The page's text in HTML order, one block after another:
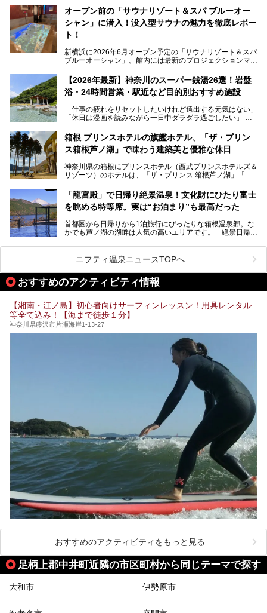
す。サウナや水風呂の気持ちよさはもちろん、リラックスス
ペースの過ごしやすさまで徹底チェック。新横浜エリアで日
常の疲れをリセットしたい人、ライブやスポーツ観戦遠征組
は必見です。
オープン前の「サウナリゾート＆スパ ブルーオー
シャン」に潜入！没入型サウナの魅力を徹底レポー
ト！
新横浜に2026年6月オープン予定の「サウナリゾート＆スパ
ブルーオーシャン」。館内には最新のプロジェクションマッ
的な“没入感（イマーシブ）”を体験できます。
今回は、そんな大注目の施設に一足先にお邪魔し、その全貌
を見学させていただきました！
サウナ室の中に咲き誇る桜、魚たちが泳ぐ水風呂、そしてバ
リのビーチを思わせる休憩スペース…。驚きの連続だった館
内の様子をレポートします！
【2026年最新】神奈川のスーパー銭湯26選！岩盤
浴・24時間営業・駅近など目的別おすすめ施設
「仕事の疲れをリセットしたいけれど遠出する元気はない」
「休日は漫画を読みながら一日中ダラダラ過ごしたい」
たい」
そんな「癒やされたい」という願いを叶えてくれるのが、神
神奈川県には、サウナや岩盤浴、一日中遊べるエンタメ施設
など、“非日常”を味わえるスーパー銭湯が数多く揃っていま
う」という人も多いはず。
そこで今回は、神奈川県内の人気施設26選を「安さ」「岩
業」「駅近」など、目的別に厳選して紹介します。
今の気分にぴったりの施設を見つけて、最高のリフレッシュ
箱根 プリンスホテルの旗艦ホテル、「ザ・プリン
ス箱根芦ノ湖」で味わう建築美と優雅な休日
神奈川県の箱根にプリンスホテル（西武プリンスホテルズ＆
リゾーツ）のホテルは、「ザ・プリンス 箱根芦ノ湖」「芦
「箱根仙石原プリンスホテル」と4軒あり、今回ご紹介する
「ザ・プリンス 箱根芦ノ湖」は、その中でもフラッグシッ
プ（旗艦）に位置づけられる特別なホテルです。
昭和の日本を代表する建築家の一人、村野藤吾が芦ノ湖の畔
に建てた桃源郷のようなホテルがここ。自家源泉の温泉や、
提供元：株式会社西武・プリンスホテルズワールドワイド
【PR】
この記事はザ・プリンス 箱根芦ノ湖のPR記事です。
「龍宮殿」で日帰り絶景温泉！文化財にひたり富士
を眺める特等席。実は“お泊まり”も最高だった
首都圏から日帰りから1泊旅行にぴったりな箱根温泉郷。な
かでも芦ノ湖の湖畔は人気の高いエリアです。「絶景日帰り
が楽しめるまさに眺望自慢の日帰り温泉。
そしてここは全24室の「箱根 芦ノ湖畔蛸川温泉 龍宮殿」と
して宿泊もできます。宿泊者は「龍宮殿本館」の営業時間に
加えて、朝6時からの宿泊者専用時間帯にも「龍宮殿本館」
のお風呂が利用できます。
今回は日帰り温泉としての「絶景日帰り温泉 龍宮殿本館
（以下、龍宮殿本館）」と、旅館としての「箱根 芦ノ湖畔
蛸川温泉 龍宮殿（以下、龍宮殿）」の両方の魅力をたっぷ
りお伝えします！
ここは箱根神社、九頭龍神社、白龍神社、箱根元宮と箱根の
4つの神社に囲まれたパワースポットです。
提供元：株式会社西武・プリンスホテルズワールドワイド
この記事は箱根 芦ノ湖畔蛸川温泉 龍宮殿のPR記事です。
ニフティ温泉ニュースTOPへ
おすすめのアクティビティ情報
【湘南・江ノ島】初心者向けサーフィンレッスン！用具レンタル
等全て込み！【海まで徒歩１分】
神奈川県藤沢市片瀬海岸1-13-27
おすすめのアクティビティをもっと見る
足柄上郡中井町近隣の市区町村から同じテーマで探す
大和市 伊勢原市